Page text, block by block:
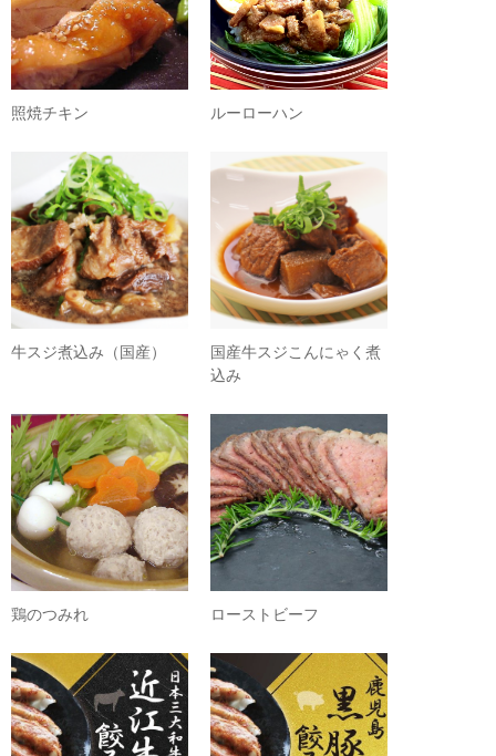
照焼チキン ルーローハン
牛スジ煮込み（国産）
国産牛スジこんにゃく煮
込み
鶏のつみれ ローストビーフ